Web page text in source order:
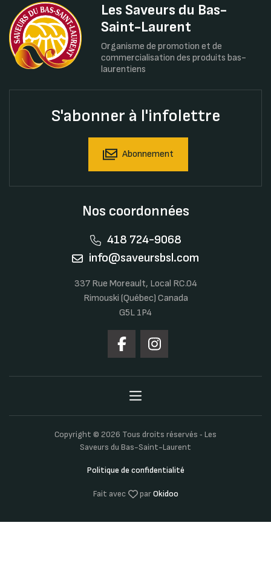
Les Saveurs du Bas-
Saint-Laurent
Organisme de promotion et de
commercialisation des produits bas-
laurentiens
S'abonner à l'infolettre
Abonnement
Nos coordonnées
418 724-9068
info@saveursbsl.com
337 Rue Moreault, Local RC.04
Rimouski (Québec) Canada
G5L 1P4
Copyright © 2026 Tous droits réservés ‐ Les
Saveurs du Bas-Saint-Laurent
Politique de confidentialité
Fait avec parOkidoo